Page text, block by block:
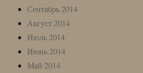
Сентябрь 2014
Август 2014
Июль 2014
Июнь 2014
Май 2014